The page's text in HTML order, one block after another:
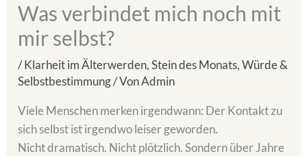
Was verbindet mich noch mit
mir selbst?
/Klarheit im Älterwerden,Stein des Monats,Würde &
Selbstbestimmung/ VonAdmin
Viele Menschen merken irgendwann: Der Kontakt zu
sich selbst ist irgendwo leiser geworden.
Nicht dramatisch. Nicht plötzlich. Sondern über Jahre